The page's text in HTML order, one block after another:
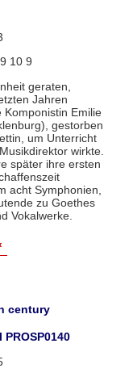
9 10 9
geraten,
Jahren
Komponistin Emilie
gestorben
um Unterricht
wirkte.
später ihre ersten
acht Symphonien,
zu Goethes
Vokalwerke.
century